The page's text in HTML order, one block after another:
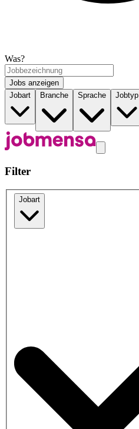
Was?
Jobs anzeigen
Jobart
Branche Sprache Jobtyp
Filter
Jobart